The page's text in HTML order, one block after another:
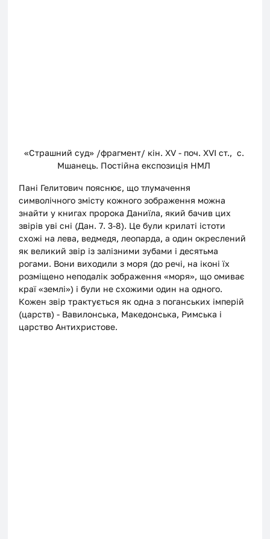
«Страшний суд» /фрагмент/ кін. XV - поч. XVI ст.,  с.
Мшанець. Постійна експозиція НМЛ
Пані Гелитович пояснює, що тлумачення
символічного змісту кожного зображення можна
знайти у книгах пророка Даниїла, який бачив цих
звірів уві сні (Дан. 7. 3-8). Це були крилаті істоти
схожі на лева, ведмедя, леопарда, а один окреслений
як великий звір із залізними зубами і десятьма
рогами. Вони виходили з моря (до речі, на іконі їх
розміщено неподалік зображення «моря», що омиває
краї «землі») і були не схожими один на одного.
Кожен звір трактується як одна з поганських імперій
(царств) - Вавилонська, Македонська, Римська і
царство Антихристове.